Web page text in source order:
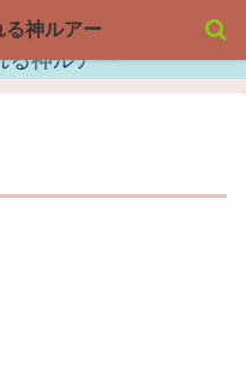
る神ルアー
る神ルアー